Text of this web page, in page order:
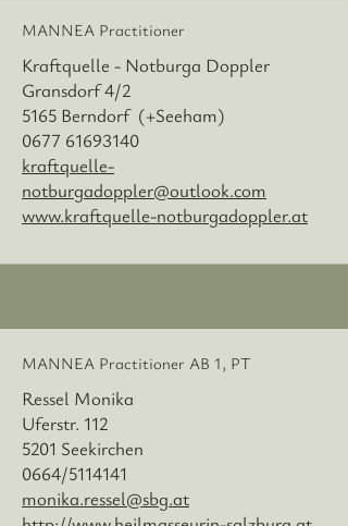
MANNEA Practitioner
Kraftquelle - Notburga Doppler
Gransdorf 4/2
5165 Berndorf (+Seeham)
0677 61693140
kraftquelle-
notburgadoppler@outlook.com
www.kraftquelle-notburgadoppler.at
MANNEA Practitioner AB 1, PT
Ressel Monika
Uferstr. 112
5201 Seekirchen
0664/5114141
monika.ressel@sbg.at